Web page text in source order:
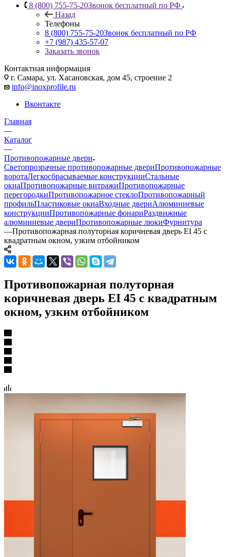
8 (800) 755-75-20Звонок бесплатный по РФ
Назад
Телефоны
8 (800) 755-75-20Звонок бесплатный по РФ
+7 (987) 435-57-07
Заказать звонок
Контактная информация
г. Самара, ул. Хасановская, дом 45, строение 2
info@inoxprofile.ru
Вконтакте
Главная
—
Каталог
—
Противопожарные двери
Светопрозрачные противопожарные двериПротивопожарные
воротаЛегкосбрасываемые конструкцииСтальные
окнаПротивопожарные витражиПротивопожарные
перегородкиПротивопожарное стеклоПротивопожарный
профильПластиковые окнаВходные двериАлюминиевые
конструкцииПротивопожарные фонариРаздвижные
алюминиевые двериПротивопожарные люкиФурнитура
—Противопожарная полуторная коричневая дверь EI 45 с
квадратным окном, узким отбойником
Противопожарная полуторная
коричневая дверь EI 45 с квадратным
окном, узким отбойником